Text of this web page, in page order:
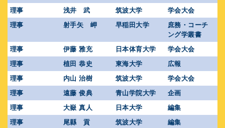
理事
浅井 武 筑波大学
学会大会
理事
射手矢 岬 早稲田大学
庶務・コーチ
ング学叢書
理事
伊藤 雅充 日本体育大学
学会大会
理事
植田 恭史 東海大学
広報
理事
内山 治樹 筑波大学
学会大会
理事
遠藤 俊典 青山学院大学
企画
理事
大嶽 真人 日本大学
編集
理事
尾縣 貢 筑波大学
編集